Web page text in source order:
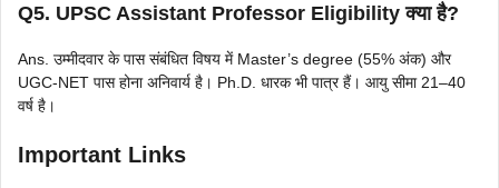
Q5. UPSC Assistant Professor Eligibility क्या है?
Ans. उम्मीदवार के पास संबंधित विषय में Master’s degree (55% अंक) और
UGC-NET पास होना अनिवार्य है। Ph.D. धारक भी पात्र हैं। आयु सीमा 21–40
वर्ष है।
Important Links